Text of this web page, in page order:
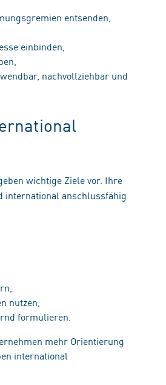
entsenden,
einbinden,
nachvollziehbar und
wichtige Ziele vor. Ihre
international anschlussfähig
nutzen,
formulieren.
mehr Orientierung
international